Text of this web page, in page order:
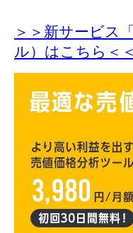
＞＞新サービス
ル）はこちら＜＜